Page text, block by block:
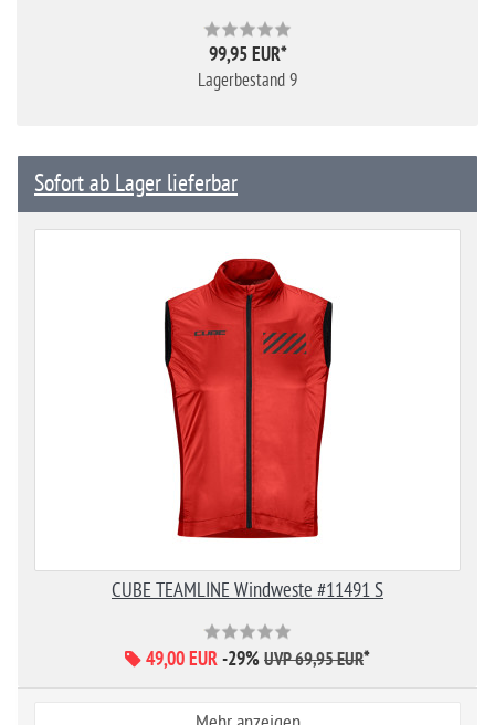
99,95 EUR*
Lagerbestand 9
Sofort ab Lager lieferbar
CUBE TEAMLINE Windweste #11491 S
49,00 EUR-29% UVP 69,95 EUR*